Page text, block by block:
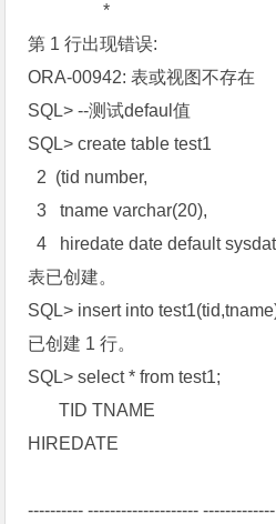
*
第 1 行出现错误:
ORA-00942: 表或视图不存在
SQL> --测试defaul值
SQL> create table test1
2 (tid number,
3 tname varchar(20),
4 hiredate date default
表已创建。
SQL> insert into
已创建 1 行。
SQL> select * from test1;
TID TNAME
---------- -------------------- -------------